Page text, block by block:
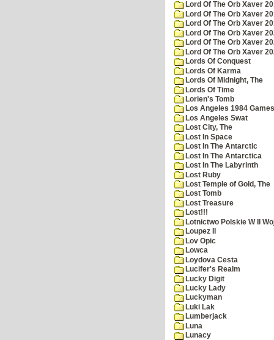
Lord Of The Orb Xaver
Lord Of The Orb Xaver
Lord Of The Orb Xaver
Lord Of The Orb Xaver
Lord Of The Orb Xaver
Lord Of The Orb Xaver
Lords Of Conquest
Lords Of Karma
Lords Of Midnight, The
Lords Of Time
Lorien's Tomb
Los Angeles 1984 Games
Los Angeles Swat
Lost City, The
Lost In Space
Lost In The Antarctic
Lost In The Antarctica
Lost In The Labyrinth
Lost Ruby
Lost Temple of Gold, The
Lost Tomb
Lost Treasure
Lost!!!
Lotnictwo Polskie W II
Loupez II
Lov Opic
Lowca
Loydova Cesta
Lucifer's Realm
Lucky Digit
Lucky Lady
Luckyman
Luki Lak
Lumberjack
Luna
Lunacy